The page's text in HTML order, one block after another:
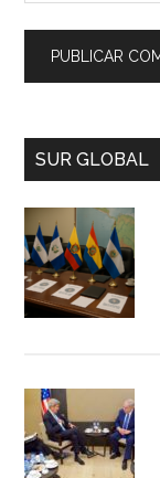
SUR GLOBAL